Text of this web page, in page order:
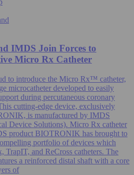
IMDS Join Forces to
Micro Rx Catheter
to introduce the Micro Rx™ catheter,
microcatheter developed to easily
during percutaneous coronary
cutting-edge device, exclusively
is manufactured by IMDS
Device Solutions). Micro Rx catheter
product BIOTRONIK has brought to
portfolio of devices which
TrapIT, and ReCross catheters. The
a reinforced distal shaft with a core
of